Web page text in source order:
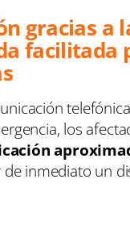
gracias a
facilitada
los
inmediato un